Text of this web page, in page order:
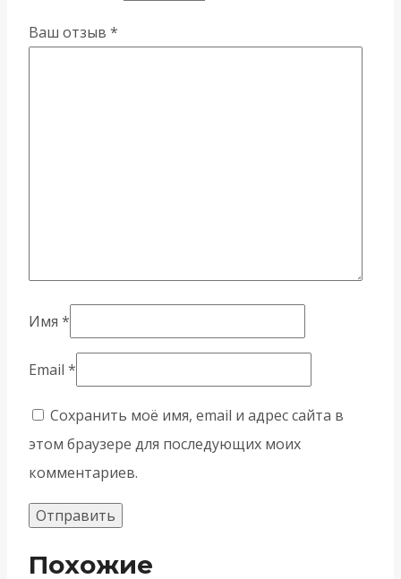
Ваш отзыв *
Имя *
Email *
Сохранить моё имя, email и адрес сайта в
этом браузере для последующих моих
комментариев.
Похожие